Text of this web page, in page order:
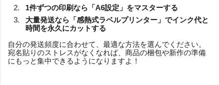
1件ずつの印刷なら「A6設定」をマスターする
大量発送なら「感熱式ラベルプリンター」でインク代と
時間を永久にカットする
自分の発送頻度に合わせて、最適な方法を選んでください。
宛名貼りのストレスがなくなれば、商品の梱包や新作の準備
にもっと集中できるようになりますよ！